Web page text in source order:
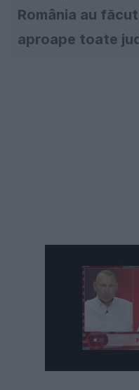
România au
aproape toate